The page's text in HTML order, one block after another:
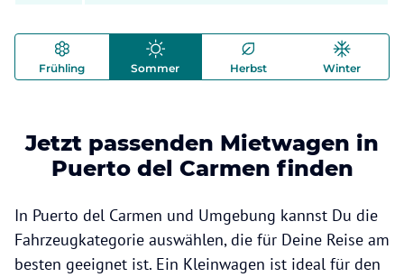
Frühling Sommer Herbst Winter
Jetzt passenden Mietwagen in
Puerto del Carmen finden
In Puerto del Carmen und Umgebung kannst Du die
Fahrzeugkategorie auswählen, die für Deine Reise am
besten geeignet ist. Ein Kleinwagen ist ideal für den